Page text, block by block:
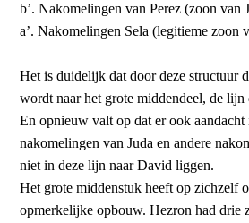
b’. Nakomelingen van Perez (zoon van
a’. Nakomelingen Sela (legitieme zoon
Het is duidelijk dat door deze structuur
wordt naar het grote middendeel, de
En opnieuw valt op dat er ook aandacht
nakomelingen van Juda en andere
niet in deze lijn naar David liggen.
Het grote middenstuk heeft op zichzelf
opmerkelijke opbouw. Hezron had drie